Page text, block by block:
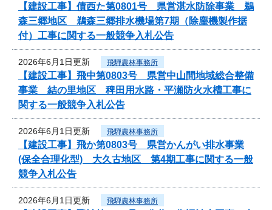
【建設工事】債西た第0801号 県営湛水防除事業 鵜
森三郷地区 鵜森三郷排水機場第7期（除塵機製作据
付）工事に関する一般競争入札公告
2026年6月1日更新 飛騨農林事務所
【建設工事】飛中第0803号 県営中山間地域総合整備
事業 結の里地区 稗田用水路・平瀬防火水槽工事に
関する一般競争入札公告
2026年6月1日更新 飛騨農林事務所
【建設工事】飛か第0803号 県営かんがい排水事業
(保全合理化型) 大久古地区 第4期工事に関する一般
競争入札公告
2026年6月1日更新 飛騨農林事務所